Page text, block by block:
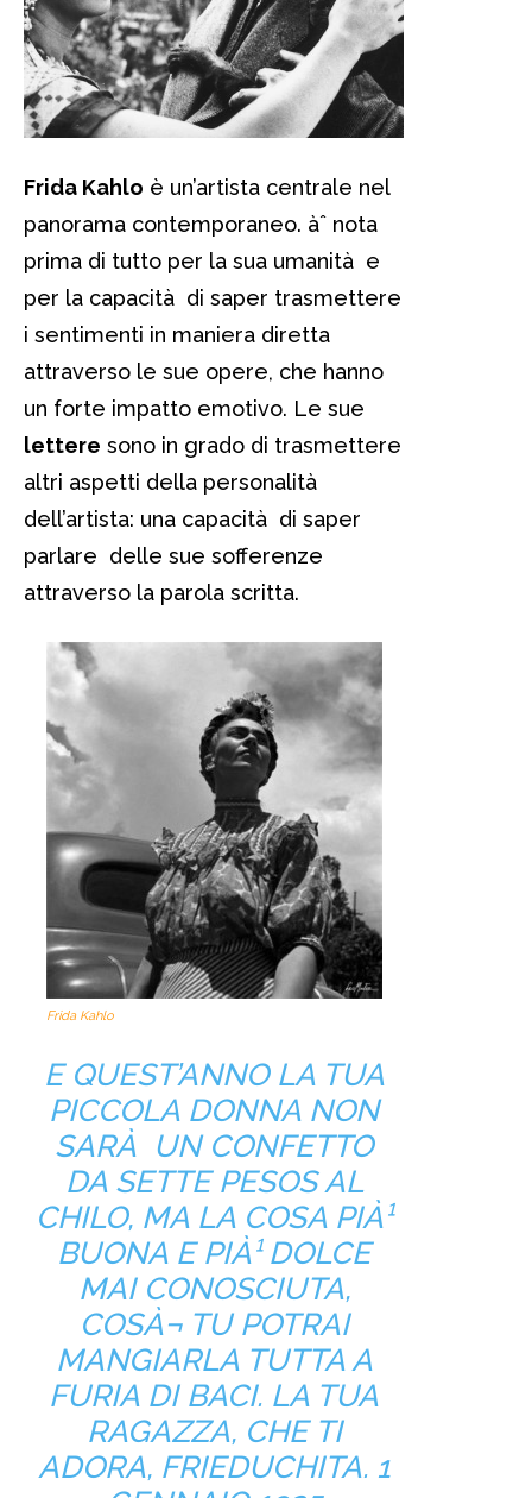
Frida Kahlo è un’artista centrale nel
panorama contemporaneo. àˆ nota
prima di tutto per la sua umanità e
per la capacità di saper trasmettere
i sentimenti in maniera diretta
attraverso le sue opere, che hanno
un forte impatto emotivo. Le sue
lettere sono in grado di trasmettere
altri aspetti della personalità
dell’artista: una capacità di saper
parlare delle sue sofferenze
attraverso la parola scritta.
Frida Kahlo
E QUEST’ANNO LA TUA
PICCOLA DONNA NON
SARÀ UN CONFETTO
DA SETTE PESOS AL
CHILO, MA LA COSA PIÀ¹
BUONA E PIÀ¹ DOLCE
MAI CONOSCIUTA,
COSÀ¬ TU POTRAI
MANGIARLA TUTTA A
FURIA DI BACI. LA TUA
RAGAZZA, CHE TI
ADORA, FRIEDUCHITA. 1